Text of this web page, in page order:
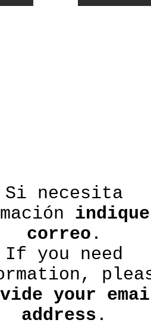
Si necesita
correo .
If you need
your
address .